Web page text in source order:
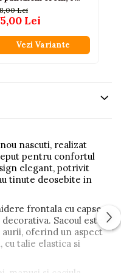
- 3 ani
Lei
Lei
Vezi Variante
nascuti, realizat
pentru confortul
elegant, potrivit
tinute deosebite in
frontala cu capse
Sacoul este
oferind un aspect
talie elastica si